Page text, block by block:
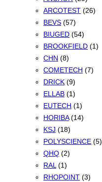
ARCOTEST (26)
BEVS (57)
BIUGED (54)
BROOKFIELD (1)
CHN (8)
COMETECH (7)
DRICK (9)
ELLAB (1)
EUTECH (1)
HORIBA (14)
KSJ (18)
POLYSCIENCE (5)
QHQ (2)
RAL (1)
RHOPOINT (3)